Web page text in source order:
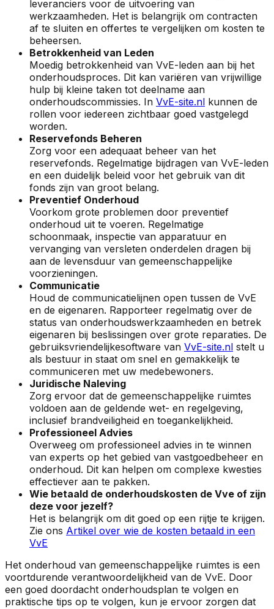
leveranciers voor de uitvoering van
werkzaamheden. Het is belangrijk om contracten
af te sluiten en offertes te vergelijken om kosten te
beheersen.
Betrokkenheid van Leden
Moedig betrokkenheid van VvE-leden aan bij het
onderhoudsproces. Dit kan variëren van vrijwillige
hulp bij kleine taken tot deelname aan
onderhoudscommissies. In VvE-site.nl kunnen de
rollen voor iedereen zichtbaar goed vastgelegd
worden.
Reservefonds Beheren
Zorg voor een adequaat beheer van het
reservefonds. Regelmatige bijdragen van VvE-leden
en een duidelijk beleid voor het gebruik van dit
fonds zijn van groot belang.
Preventief Onderhoud
Voorkom grote problemen door preventief
onderhoud uit te voeren. Regelmatige
schoonmaak, inspectie van apparatuur en
vervanging van versleten onderdelen dragen bij
aan de levensduur van gemeenschappelijke
voorzieningen.
Communicatie
Houd de communicatielijnen open tussen de VvE
en de eigenaren. Rapporteer regelmatig over de
status van onderhoudswerkzaamheden en betrek
eigenaren bij beslissingen over grote reparaties. De
gebruiksvriendelijkesoftware van VvE-site.nl stelt u
als bestuur in staat om snel en gemakkelijk te
communiceren met uw medebewoners.
Juridische Naleving
Zorg ervoor dat de gemeenschappelijke ruimtes
voldoen aan de geldende wet- en regelgeving,
inclusief brandveiligheid en toegankelijkheid.
Professioneel Advies
Overweeg om professioneel advies in te winnen
van experts op het gebied van vastgoedbeheer en
onderhoud. Dit kan helpen om complexe kwesties
effectiever aan te pakken.
Wie betaald de onderhoudskosten de Vve of zijn
deze voor jezelf?
Het is belangrijk om dit goed op een rijtje te krijgen.
Zie ons Artikel over wie de kosten betaald in een
VvE
Het onderhoud van gemeenschappelijke ruimtes is een
voortdurende verantwoordelijkheid van de VvE. Door
een goed doordacht onderhoudsplan te volgen en
praktische tips op te volgen, kun je ervoor zorgen dat